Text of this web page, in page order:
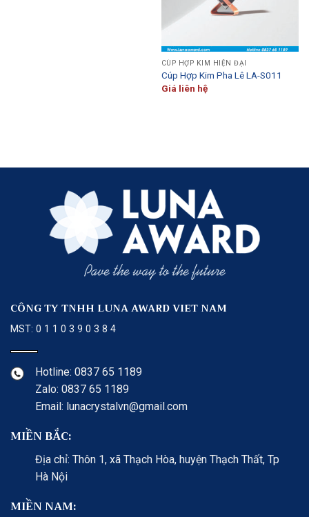
CÚP HỢP KIM HIỆN ĐẠI
Cúp Hợp Kim Pha Lê LA-S011
Giá liên hệ
CÔNG TY TNHH LUNA AWARD VIET NAM
MST: 0 1 1 0 3 9 0 3 8 4
Hotline: 0837 65 1189
Zalo: 0837 65 1189
Email: lunacrystalvn@gmail.com
MIỀN BẮC:
Địa chỉ: Thôn 1, xã Thạch Hòa, huyện Thạch Thất, Tp
Hà Nội
MIỀN NAM: